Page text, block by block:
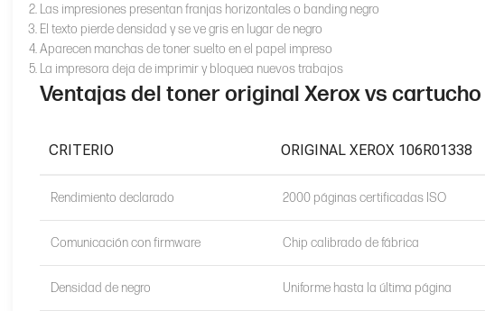
Las impresiones presentan franjas horizontales o banding negro
El texto pierde densidad y se ve gris en lugar de negro
Aparecen manchas de toner suelto en el papel impreso
La impresora deja de imprimir y bloquea nuevos trabajos
Ventajas del toner original Xerox vs
CRITERIO ORIGINAL XEROX 106R01338
Rendimiento declarado 2000 páginas certificadas ISO
Comunicación con firmware Chip calibrado de fábrica
Densidad de negro Uniforme hasta la última página